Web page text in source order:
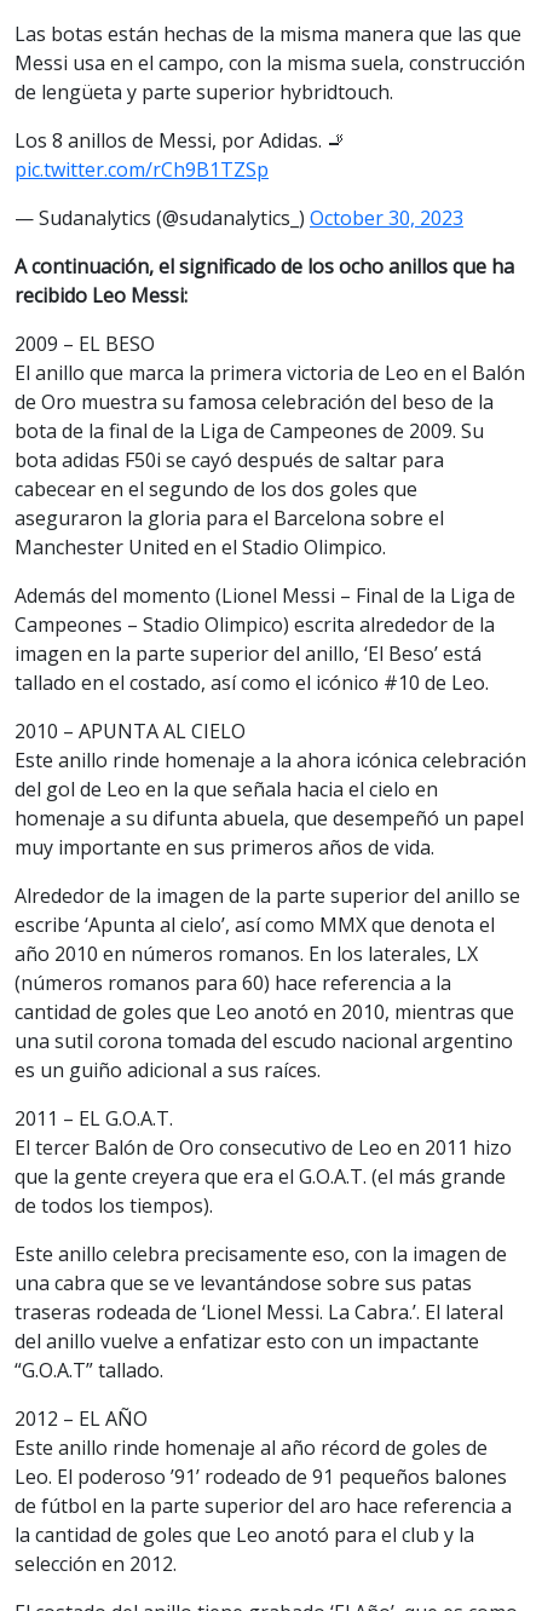
Las botas están hechas de la misma manera que las que
Messi usa en el campo, con la misma suela, construcción
de lengüeta y parte superior hybridtouch.
Los 8 anillos de Messi, por Adidas. 🚬
pic.twitter.com/rCh9B1TZSp
— Sudanalytics (@sudanalytics_) October 30, 2023
A continuación, el significado de los ocho anillos que ha
recibido Leo Messi:
2009 – EL BESO
El anillo que marca la primera victoria de Leo en el Balón
de Oro muestra su famosa celebración del beso de la
bota de la final de la Liga de Campeones de 2009. Su
bota adidas F50i se cayó después de saltar para
cabecear en el segundo de los dos goles que
aseguraron la gloria para el Barcelona sobre el
Manchester United en el Stadio Olimpico.
Además del momento (Lionel Messi – Final de la Liga de
Campeones – Stadio Olimpico) escrita alrededor de la
imagen en la parte superior del anillo, ‘El Beso’ está
tallado en el costado, así como el icónico #10 de Leo.
2010 – APUNTA AL CIELO
Este anillo rinde homenaje a la ahora icónica celebración
del gol de Leo en la que señala hacia el cielo en
homenaje a su difunta abuela, que desempeñó un papel
muy importante en sus primeros años de vida.
Alrededor de la imagen de la parte superior del anillo se
escribe ‘Apunta al cielo’, así como MMX que denota el
año 2010 en números romanos. En los laterales, LX
(números romanos para 60) hace referencia a la
cantidad de goles que Leo anotó en 2010, mientras que
una sutil corona tomada del escudo nacional argentino
es un guiño adicional a sus raíces.
2011 – EL G.O.A.T.
El tercer Balón de Oro consecutivo de Leo en 2011 hizo
que la gente creyera que era el G.O.A.T. (el más grande
de todos los tiempos).
Este anillo celebra precisamente eso, con la imagen de
una cabra que se ve levantándose sobre sus patas
traseras rodeada de ‘Lionel Messi. La Cabra.’. El lateral
del anillo vuelve a enfatizar esto con un impactante
“G.O.A.T” tallado.
2012 – EL AÑO
Este anillo rinde homenaje al año récord de goles de
Leo. El poderoso ’91’ rodeado de 91 pequeños balones
de fútbol en la parte superior del aro hace referencia a
la cantidad de goles que Leo anotó para el club y la
selección en 2012.